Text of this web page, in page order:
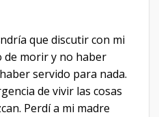
que discutir con mi
de morir y no haber
servido para nada.
de vivir las cosas
Perdí a mi madre